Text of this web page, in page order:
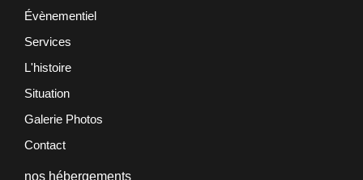
Évènementiel
Services
L'histoire
Situation
Galerie Photos
Contact
nos hébergements